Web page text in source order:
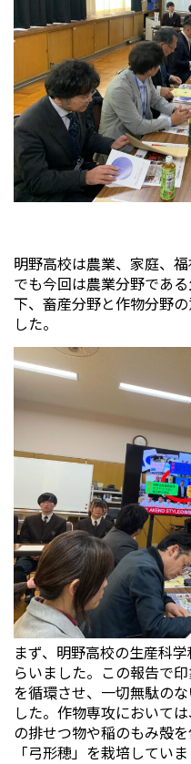
明野高校は農業、家庭、
でも今回は農業分野であ
下、畜産分野と作物分野
した。
まず、明野高校の生産科
らいました。この報告で
を循環させ、一切無駄の
した。作物専攻において
の排せつ物や稲のもみ殻
「弓形穂」を栽培していま